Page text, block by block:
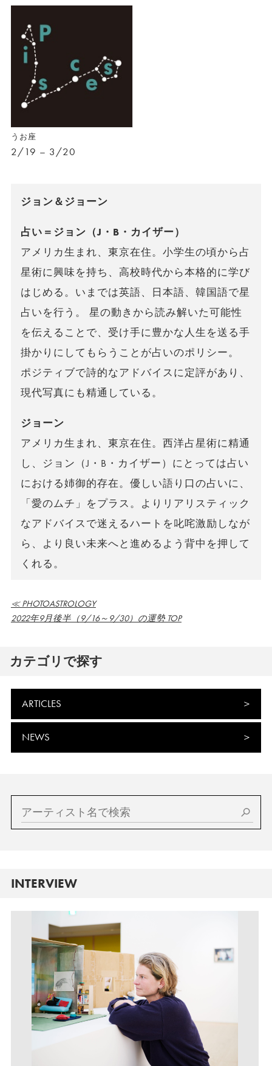
うお座
2/19 – 3/20
ジョン＆ジョーン
占い＝ジョン（J・B・カイザー）
アメリカ生まれ、東京在住。小学生の頃から占
星術に興味を持ち、高校時代から本格的に学び
はじめる。いまでは英語、日本語、韓国語で星
占いを行う。 星の動きから読み解いた可能性
を伝えることで、受け手に豊かな人生を送る手
掛かりにしてもらうことが占いのポリシー。
ポジティブで詩的なアドバイスに定評があり、
現代写真にも精通している。
ジョーン
アメリカ生まれ、東京在住。西洋占星術に精通
し、ジョン（J・B・カイザー）にとっては占い
における姉御的存在。優しい語り口の占いに、
「愛のムチ」をプラス。よりリアリスティック
なアドバイスで迷えるハートを叱咤激励しなが
ら、より良い未来へと進めるよう背中を押して
くれる。
≪ PHOTOASTROLOGY
2022年9月後半（9/16～9/30）の運勢 TOP
カテゴリで探す
ARTICLES
NEWS
INTERVIEW